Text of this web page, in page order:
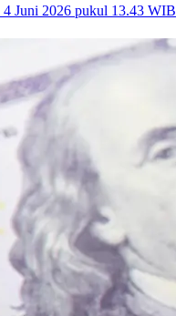
4 Juni 2026 pukul 13.43 WIB